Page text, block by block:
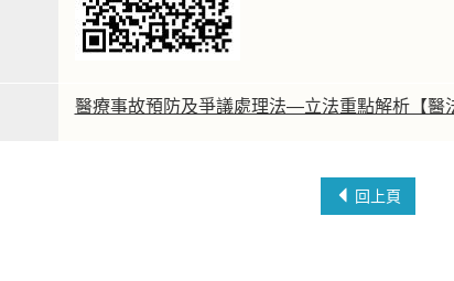
醫療事故預防及爭議處理法—立法重點解析【醫
回上頁